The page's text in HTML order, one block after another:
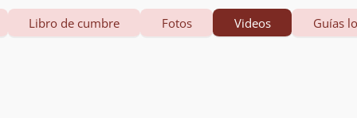
Libro de cumbre Fotos Videos Guías